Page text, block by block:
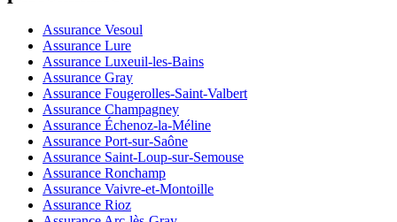
Assurance Vesoul
Assurance Lure
Assurance Luxeuil-les-Bains
Assurance Gray
Assurance Fougerolles-Saint-Valbert
Assurance Champagney
Assurance Échenoz-la-Méline
Assurance Port-sur-Saône
Assurance Saint-Loup-sur-Semouse
Assurance Ronchamp
Assurance Vaivre-et-Montoille
Assurance Rioz